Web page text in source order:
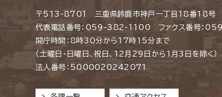
〒513-8701 三重県鈴鹿市神戸一丁目18番18号
代表電話番号：059-382-1100 ファクス番号：
開庁時間：8時30分から17時15分まで
（土曜日・日曜日、祝日、12月29日から1月3日を除く）
法人番号：5000020242071